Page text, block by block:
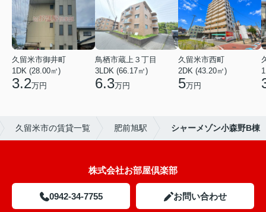
久留米市御井町
1DK (28.00㎡)
3.2万円
鳥栖市蔵上３丁目
3LDK (66.17㎡)
6.3万円
久留米市西町
2DK (43.20㎡)
5万円
久留米市の賃貸一覧 肥前旭駅 シャーメゾン小森野B棟
株式会社お部屋倶楽部
0942-34-7755 お問い合わせ